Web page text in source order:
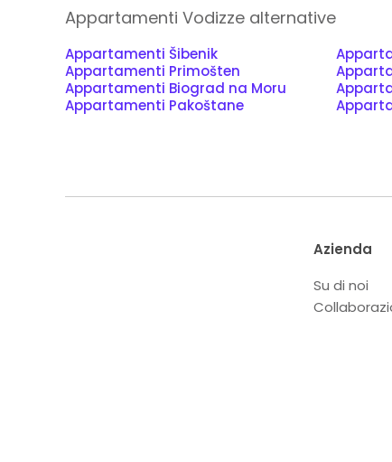
Appartamenti Vodizze alternative
Appartamenti Šibenik
Appartamenti Primošten
Appartamenti Biograd na Moru
Appartamenti Pakoštane
Azienda
Su di noi